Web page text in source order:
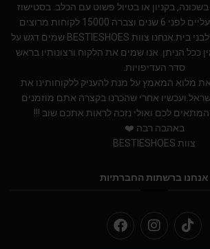
בקניון או בטיול פשוט עם הכלב. בסטישוז
התחילה בייבוא של נעליים לפני 6 שנים וצברה 15000 לקוחות מרוצים
חוזרים אשר הפכו כבר לבני בית.אנחנו צוות BESTIESHOES שמים דגש על
ככל הניתן. אנו שמים את הלקוח ורצונותיו בראש
סדר העדיפויות.
את מלוא המאמץ על מנת להעניק ללקוחותינו את
אחרי שהכרנו בקצרה אתם מוזמנים
לכם ואולי נזכה לראות אתכם שוב !!!
באהבה רבה ❤️
צוות BESTIESHOES
אנחנו ברשתות החברתיות